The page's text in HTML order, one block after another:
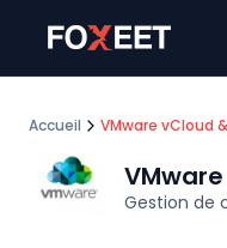
Accueil VMware vCloud
Gestion de